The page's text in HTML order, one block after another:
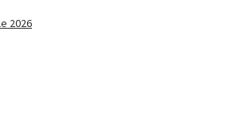
2026